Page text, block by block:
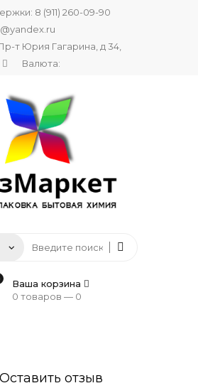
8 (911) 260-09-90
т Юрия Гагарина, д 34,
Валюта:
Ваша корзина
0 товаров — 0
Оставить отзыв